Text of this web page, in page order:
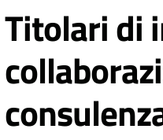
TEMI
TERRITORIO
Vai al contenuto
Titolari di